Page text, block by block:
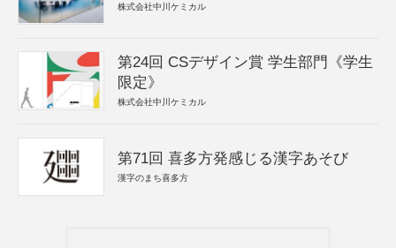
株式会社中川ケミカル
第24回 CSデザイン賞 学生部門《学生
限定》
株式会社中川ケミカル
第71回 喜多方発感じる漢字あそび
漢字のまち喜多方